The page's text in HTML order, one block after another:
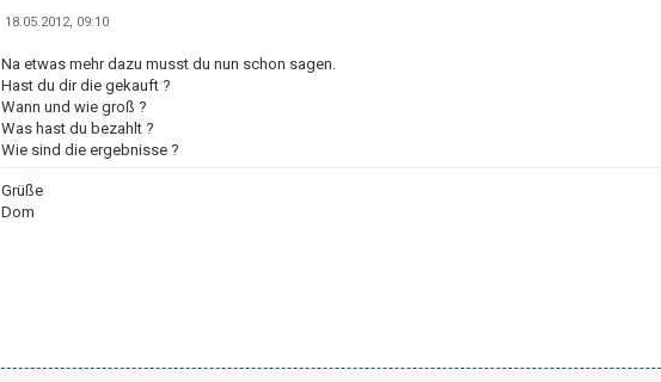
18.05.2012, 09:10
Na etwas mehr dazu musst du nun schon sagen.
Hast du dir die gekauft ?
Wann und wie groß ?
Was hast du bezahlt ?
Wie sind die ergebnisse ?
Grüße
Dom